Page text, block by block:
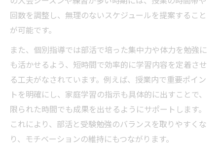
回数を調整し、無理のないスケジュールを提案すること
が可能です。
また、個別指導では部活で培った集中力や体力を勉強に
も活かせるよう、短時間で効率的に学習内容を定着させ
る工夫がなされています。例えば、授業内で重要ポイン
トを明確にし、家庭学習の指示も具体的に出すことで、
限られた時間でも成果を出せるようにサポートします。
これにより、部活と受験勉強のバランスを取りやすくな
り、モチベーションの維持にもつながります。